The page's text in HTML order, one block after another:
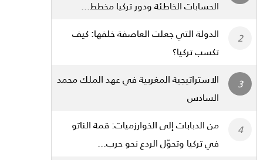
الحسابات الخاطئة ودور تركيا مخطط...
الدولة التي جعلت العاصفة خلفها: كيف
تكسب تركيا؟
الاستراتيجية المغربية في عهد الملك محمد
السادس
من الدبابات إلى الخوارزميات: قمة الناتو
في تركيا وتحوّل الردع نحو حرب...